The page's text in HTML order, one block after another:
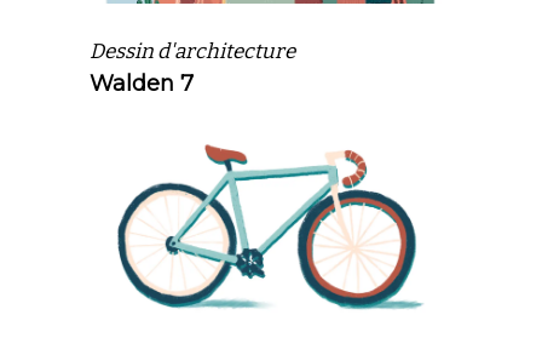
Dessin d'architecture
Walden 7